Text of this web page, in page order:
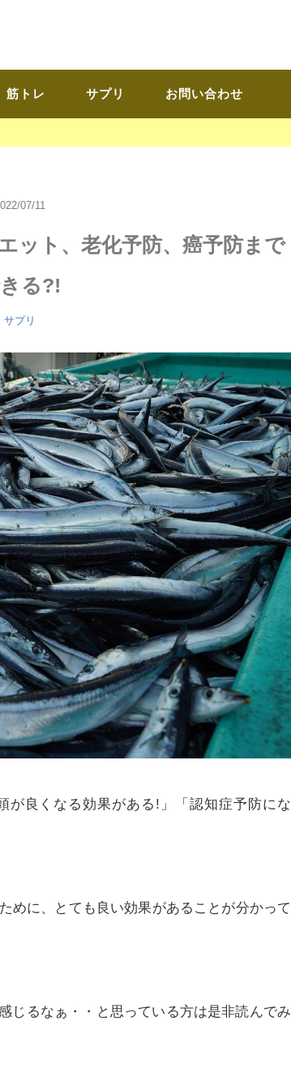
筋トレ サプリ お問い合わせ
07/11
ット、老化予防、癌予防まで
る?!
サプリ
が良くなる効果がある!」「認知症予防にな
めに、とても良い効果があることが分かって
じるなぁ・・と思っている方は是非読んでみ